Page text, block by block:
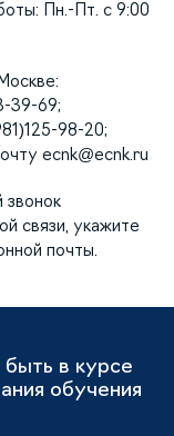
Пн.-Пт. с 9:00
39-69;
98-20;
ecnk@ecnk.ru
звонок
связи, укажите
почты.
в курсе
обучения